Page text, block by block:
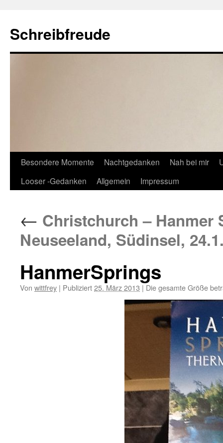
Schreibfreude
Besondere Momente Nachtgedanken Nah bei mir
Looser -Gedanken
Allgemein Impressum
← Christchurch – Hanmer
Neuseeland, Südinsel,
HanmerSprings
Von wittfrey | Publiziert25. März 2013 | Die gesamte Größe